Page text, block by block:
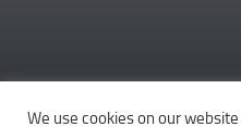
We use cookies on our